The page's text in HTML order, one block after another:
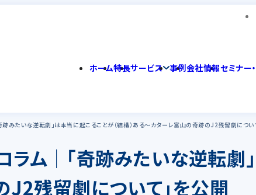
ホーム特長サービス 事例会社情報セミナー
みたいな逆転劇」は本当に起こることが（結構）ある～カターレ富山の奇跡のJ2残留劇につい
ラム│「奇跡みたいな逆転劇
残留劇について」を公開